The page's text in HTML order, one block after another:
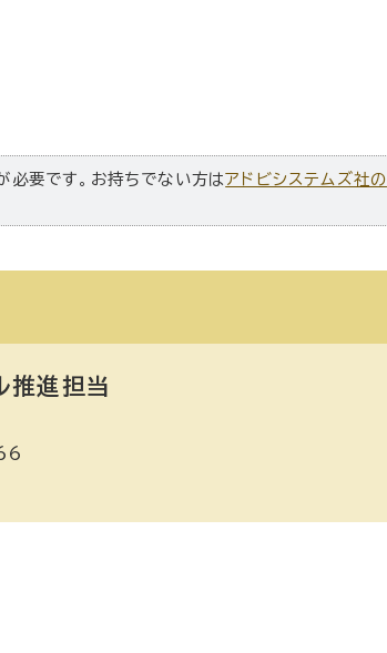
必要です。お持ちでない方はアドビシステムズ社の
進担当